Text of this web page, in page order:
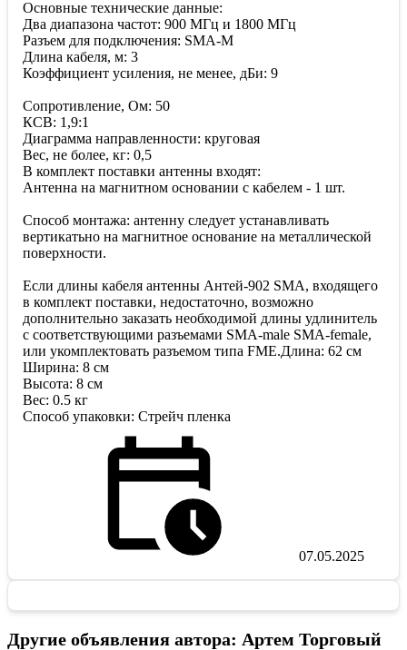
Основные технические данные:
Два диапазона частот: 900 МГц и 1800 МГц
Разъем для подключения: SMA-M
Длина кабеля, м: 3
Коэффициент усиления, не менее, дБи: 9
Сопротивление, Ом: 50
КСВ: 1,9:1
Диаграмма направленности: круговая
Вес, не более, кг: 0,5
В комплект поставки антенны входят:
Антенна на магнитном основании с кабелем - 1 шт.
Способ монтажа: антенну следует устанавливать
вертикатьно на магнитное основание на металлической
поверхности.
Если длины кабеля антенны Антей-902 SMA, входящего
в комплект поставки, недостаточно, возможно
дополнительно заказать необходимой длины удлинитель
с соответствующими разъемами SMA-male SMA-female,
или укомплектовать разъемом типа FME.Длина: 62 см
Ширина: 8 см
Высота: 8 см
Вес: 0.5 кг
Способ упаковки: Cтрейч пленка
07.05.2025
Другие объявления автора: Артем Торговый